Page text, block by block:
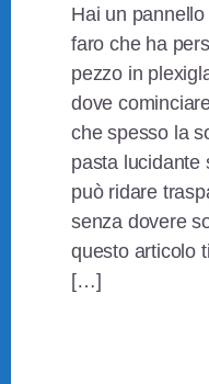
Hai un
faro che ha
pezzo in
dove
che spesso la
pasta lucidante
può ridare
senza dovere
questo articolo
[…]